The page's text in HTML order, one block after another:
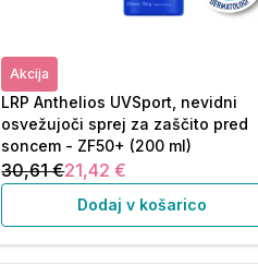
Akcija
LRP Anthelios UVSport, nevidni
osvežujoči sprej za zaščito pred
soncem - ZF50+ (200 ml)
30,61 €21,42 €
Dodaj v košarico